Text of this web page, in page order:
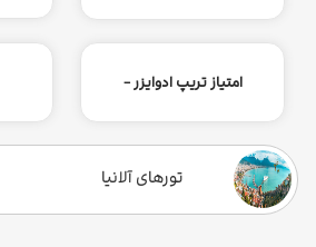
امتیاز تریپ ادوایزر -
تورهای آلانیا